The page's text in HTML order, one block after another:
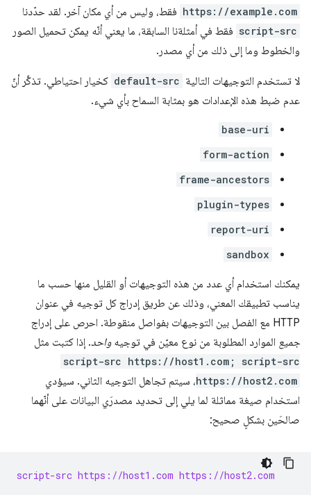
https://example.com فقط، وليس من أي مكان آخر. لقد حدّدنا
script-src فقط في أمثلةنا السابقة، ما يعني أنّه يمكن تحميل الصور
والخطوط وما إلى ذلك من أي مصدر.
لا تستخدم التوجيهات التالية default-src كخيار احتياطي. تذكَّر أنّ
عدم ضبط هذه الإعدادات هو بمثابة السماح بأي شيء.
base-uri
form-action
frame-ancestors
plugin-types
report-uri
sandbox
يمكنك استخدام أي عدد من هذه التوجيهات أو القليل منها حسب ما
يناسب تطبيقك المعني، وذلك عن طريق إدراج كل توجيه في عنوان
HTTP مع الفصل بين التوجيهات بفواصل منقوطة. احرص على إدراج
جميع الموارد المطلوبة من نوع معيّن في توجيهواحد. إذا كتبت مثل
script-src https://host1.com; script-src
https://host2.com، سيتم تجاهل التوجيه الثاني. سيؤدي
استخدام صيغة مماثلة لما يلي إلى تحديد مصدرَي البيانات على أنّهما
صالحَين بشكلٍ صحيح:
script-src https://host1.com https://host2.com